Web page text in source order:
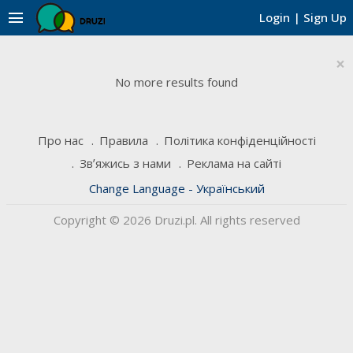
Login | Sign Up
menu
×
No more results found
Про нас Правила
Політика конфіденційності
Звʼяжись з нами
Реклама на сайті
Change Language - Український
Copyright © 2026 Druzi.pl. All rights reserved